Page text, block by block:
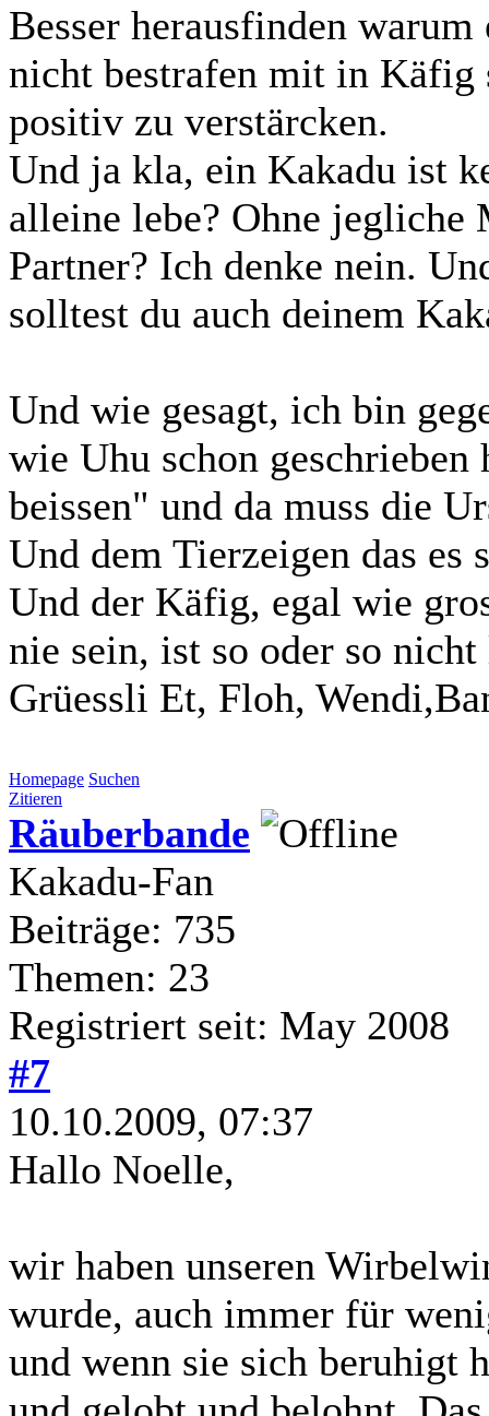
Besser herausfinden
nicht bestrafen mit in Käfig
positiv zu verstärcken.
Und ja kla, ein Kakadu ist
alleine lebe? Ohne jegliche
Partner? Ich denke nein.
solltest du auch deinem
Und wie gesagt, ich bin
wie Uhu schon
beissen" und da muss die
Und dem Tierzeigen das es
Und der Käfig, egal wie
nie sein, ist so oder so
Grüessli Et, Floh,
Homepage Suchen
Zitieren
Räuberbande
Kakadu-Fan
Beiträge: 735
Themen: 23
Registriert seit: May 2008
#7
10.10.2009, 07:37
Hallo Noelle,
wir haben unseren
wurde, auch immer für
und wenn sie sich beruhigt